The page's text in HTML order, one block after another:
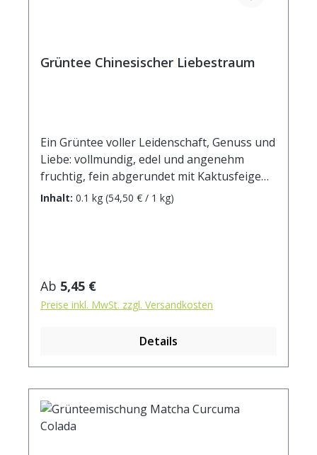
Grüntee Chinesischer Liebestraum
Ein Grüntee voller Leidenschaft, Genuss und
Liebe: vollmundig, edel und angenehm
fruchtig, fein abgerundet mit Kaktusfeige
und Rosenblütenblättern.Zutaten: Grüntee
China Sencha, Potenzholz, Aroma, Pao
90° abgekühlt, aufgiessen. Ziehzeit: ca. 3
min.
Inhalt: 0.1 kg (54,50 € / 1 kg)
Regulärer Preis:
Ab 5,45 €
Preise inkl. MwSt. zzgl. Versandkosten
Details